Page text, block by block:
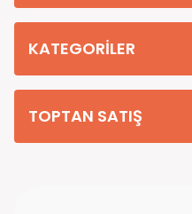
teslim edilmektedir. (kırsal köy
KATEGORİLER
TOPTAN SATIŞ